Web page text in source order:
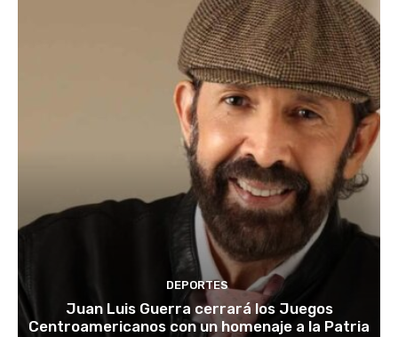
DEPORTES
Juan Luis Guerra cerrará los Juegos
Centroamericanos con un homenaje a la Patria